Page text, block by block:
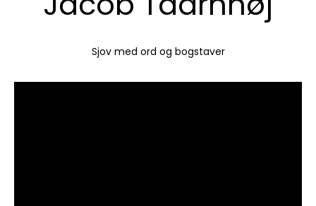
Sjov med ord og bogstaver